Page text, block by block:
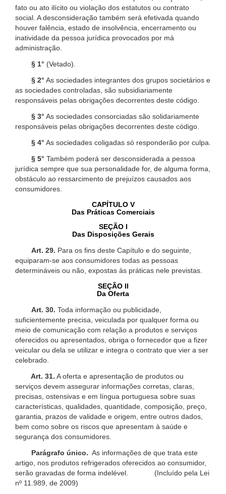
fato ou ato ilícito ou violação dos estatutos ou contrato
social. A desconsideração também será efetivada quando
houver falência, estado de insolvência, encerramento ou
inatividade da pessoa jurídica provocados por má
administração.
§ 1° (Vetado).
§ 2° As sociedades integrantes dos grupos societários e
as sociedades controladas, são subsidiariamente
responsáveis pelas obrigações decorrentes deste código.
§ 3° As sociedades consorciadas são solidariamente
responsáveis pelas obrigações decorrentes deste código.
§ 4° As sociedades coligadas só responderão por culpa.
§ 5° Também poderá ser desconsiderada a pessoa
jurídica sempre que sua personalidade for, de alguma forma,
obstáculo ao ressarcimento de prejuízos causados aos
consumidores.
CAPÍTULO V
Das Práticas Comerciais
SEÇÃO I
Das Disposições Gerais
Art. 29. Para os fins deste Capítulo e do seguinte,
equiparam-se aos consumidores todas as pessoas
determináveis ou não, expostas às práticas nele previstas.
SEÇÃO II
Da Oferta
Art. 30. Toda informação ou publicidade,
suficientemente precisa, veiculada por qualquer forma ou
meio de comunicação com relação a produtos e serviços
oferecidos ou apresentados, obriga o fornecedor que a fizer
veicular ou dela se utilizar e integra o contrato que vier a ser
celebrado.
Art. 31. A oferta e apresentação de produtos ou
serviços devem assegurar informações corretas, claras,
precisas, ostensivas e em língua portuguesa sobre suas
características, qualidades, quantidade, composição, preço,
garantia, prazos de validade e origem, entre outros dados,
bem como sobre os riscos que apresentam à saúde e
segurança dos consumidores.
Parágrafo único. As informações de que trata este
artigo, nos produtos refrigerados oferecidos ao consumidor,
serão gravadas de forma indelével. (Incluído pela Lei
nº 11.989, de 2009)